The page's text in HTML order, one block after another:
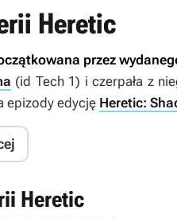
Heretic
przez
(id Tech 1) i czerpała z
epizody edycję Heretic:
Heretic